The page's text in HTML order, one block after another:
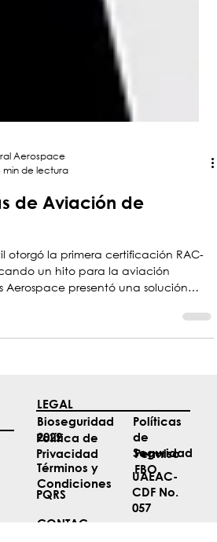
6 min de lectura
de Aviación de
otorgó la primera certificación RAC-
un hito para la aviación
Aerospace presentó una solución
LEGAL
Bioseguridad
2022
Política de
Privacidad
Términos y
PQRS
Políticas
de
Seguridad
Permiso
FBO
UAEAC-
CDF No.